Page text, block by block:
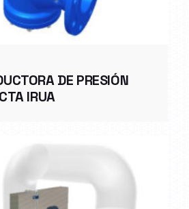
DE PRESIÓN
IRUA